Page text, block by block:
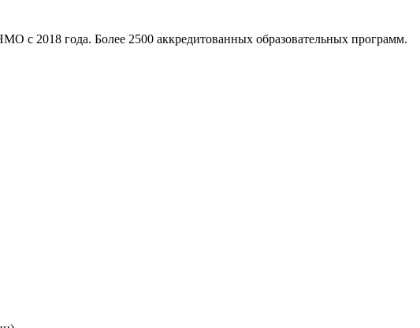
2018 года. Более 2500 аккредитованных образовательных программ.